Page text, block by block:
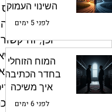
דיבור
כי מהי
וכן, זה
אחזור
זה אחד
בתהליך
עורכת
השינוי העמוק
בדמות
לפני 5 ימים
המוח הזוחלי
בחדר הכתיבה:
איך משיכה
מעצבת את
לפני 6 ימים